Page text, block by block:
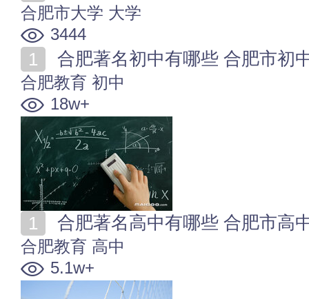
合肥市大学 大学
3444
合肥著名初中有哪些 合肥市初
合肥教育 初中
18w+
合肥著名高中有哪些 合肥市高
合肥教育 高中
5.1w+